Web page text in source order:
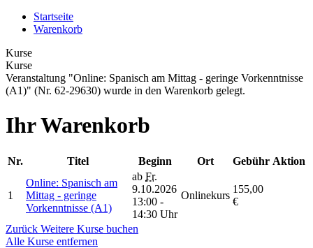
Startseite
Warenkorb
Kurse
Kurse
Veranstaltung "Online: Spanisch am Mittag - geringe Vorkenntnisse
(A1)" (Nr. 62-29630) wurde in den Warenkorb gelegt.
Ihr Warenkorb
Nr. Titel Beginn Ort Gebühr Aktion
1
Online: Spanisch am
Mittag - geringe
Vorkenntnisse (A1)
ab Fr.
9.10.2026
13:00 -
14:30 Uhr
Onlinekurs
155,00
€
Zurück Weitere Kurse buchen
Alle Kurse entfernen